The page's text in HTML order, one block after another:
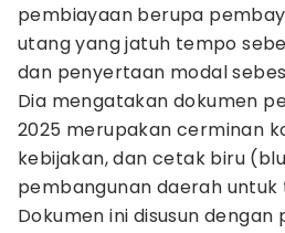
pembiayaan berupa
utang yang jatuh tempo
dan penyertaan modal
Dia mengatakan dokumen
2025 merupakan cerminan
kebijakan, dan cetak biru
pembangunan daerah
Dokumen ini disusun